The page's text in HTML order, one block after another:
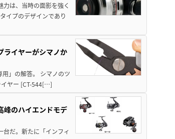
は、当時の面影を強く
イプのデザインであり
ライヤーがシマノか
」の解答。 シマノのツ
イヤー [CT-544[…]
峰のハイエンドモデ
だ。新たに「インフィ